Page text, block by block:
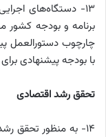
با بودجه پیشنهادی
تحقق رشد اقتصادی